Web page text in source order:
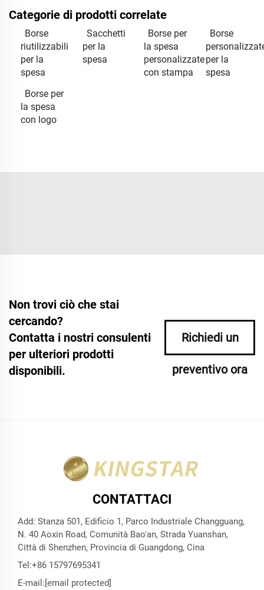
Categorie di prodotti correlate
Borse
riutilizzabili
per la
spesa
Sacchetti
per la
spesa
Borse per
la spesa
personalizzate
con stampa
Borse
per la
spesa
Borse per
la spesa
con logo
Non trovi ciò che stai
cercando?
Contatta i nostri consulenti
per ulteriori prodotti
disponibili.
Richiedi un
preventivo ora
CONTATTACI
Add: Stanza 501, Edificio 1, Parco Industriale Changguang,
N. 40 Aoxin Road, Comunità Bao'an, Strada Yuanshan,
Città di Shenzhen, Provincia di Guangdong, Cina
Tel:+86 15797695341
E-mail:[email protected]